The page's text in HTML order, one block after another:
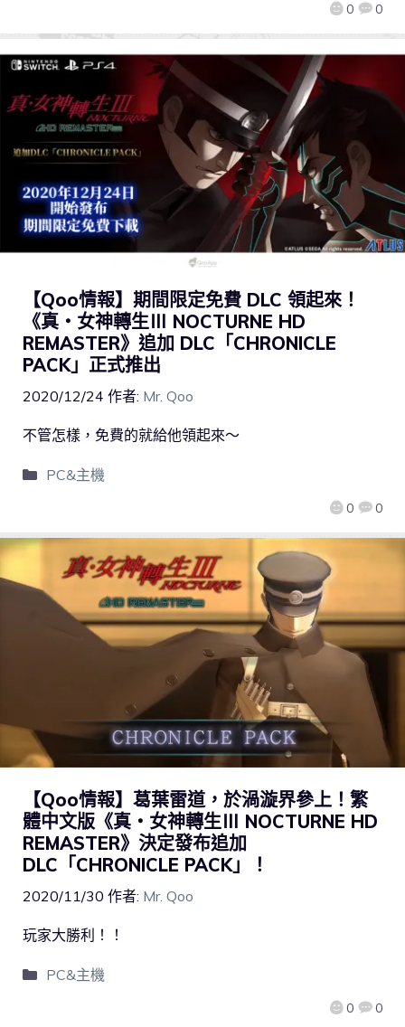
0 0
【Qoo情報】期間限定免費 DLC 領起來！
《真・女神轉生Ⅲ NOCTURNE HD
REMASTER》追加 DLC「CHRONICLE
PACK」正式推出
2020/12/24 作者: Mr. Qoo
0 0
不管怎樣，免費的就給他領起來～
PC&主機
【Qoo情報】葛葉雷道，於渦漩界參上！繁
體中文版《真・女神轉生Ⅲ NOCTURNE HD
REMASTER》決定發布追加
DLC「CHRONICLE PACK」！
2020/11/30 作者: Mr. Qoo
0 0
玩家大勝利！！
PC&主機